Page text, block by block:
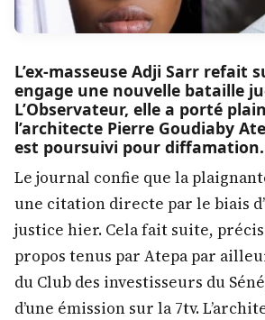
L’ex-masseuse Adji Sarr refait
engage une nouvelle bataille
L’Observateur, elle a porté
l’architecte Pierre Goudiaby
est poursuivi pour diffamation.
Le journal confie que la
une citation directe par le biais
justice hier. Cela fait suite,
propos tenus par Atepa par
du Club des investisseurs du
d’une émission sur la 7tv.